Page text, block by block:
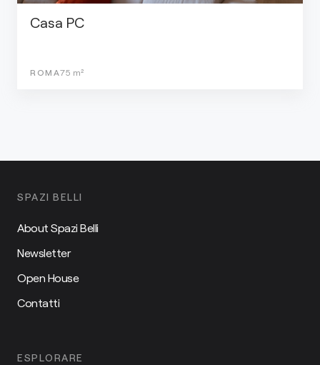
Casa PC
ROMA75 m²
SPAZI BELLI
About Spazi Belli
Newsletter
Open House
Contatti
ESPLORARE